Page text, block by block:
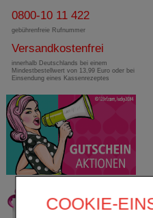
COOKIE-
0800-10 11 422
gebührenfreie Rufnummer
Versandkostenfrei
innerhalb Deutschlands bei einem
Mindestbestellwert von 13,99 Euro oder bei
Einsendung eines Kassenrezeptes